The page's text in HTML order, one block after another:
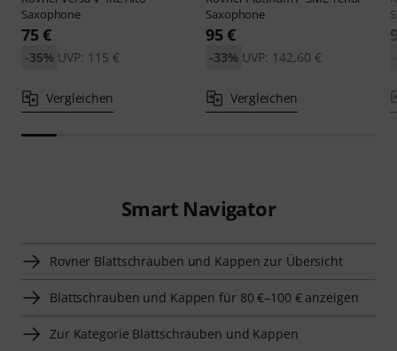
Saxophone
75 €
UVP: 115 €
-35%
Vergleichen
Saxophone
95 €
UVP: 142,60 €
-33%
Vergleichen
Smart Navigator
Rovner Blattschrauben und Kappen zur Übersicht
Blattschrauben und Kappen für 80 €–100 € anzeigen
Zur Kategorie Blattschrauben und Kappen